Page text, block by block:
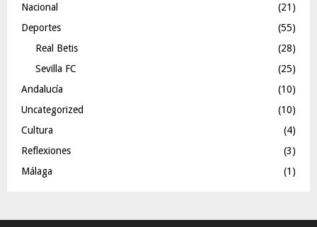
Nacional
(21)
Deportes
(55)
Real Betis
(28)
Sevilla FC
(25)
Andalucía
(10)
Uncategorized
(10)
Cultura
(4)
Reflexiones
(3)
Málaga
(1)